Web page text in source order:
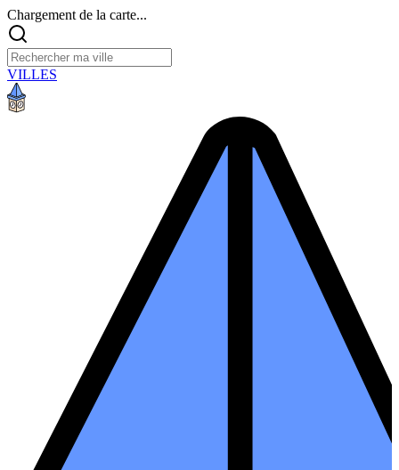
Chargement de la carte...
VILLES